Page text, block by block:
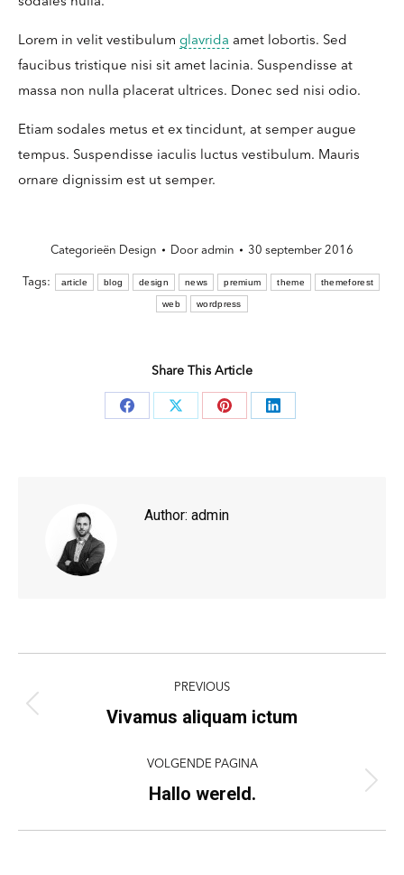
Lorem in velit vestibulum glavrida amet lobortis. Sed
faucibus tristique nisi sit amet lacinia. Suspendisse at
massa non nulla placerat ultrices. Donec sed nisi odio.
Etiam sodales metus et ex tincidunt, at semper augue
tempus. Suspendisse iaculis luctus vestibulum. Mauris
ornare dignissim est ut semper.
Categorieën Design Door admin 30 september 2016
Tags: article blog design news premium theme themeforest
web wordpress
Share This Article
Deel
Deel
Deel
Deel
Author: admin
navigation
PREVIOUS
Previous
Vivamus aliquam ictum
VOLGENDE PAGINA
Volgende
Hallo wereld.